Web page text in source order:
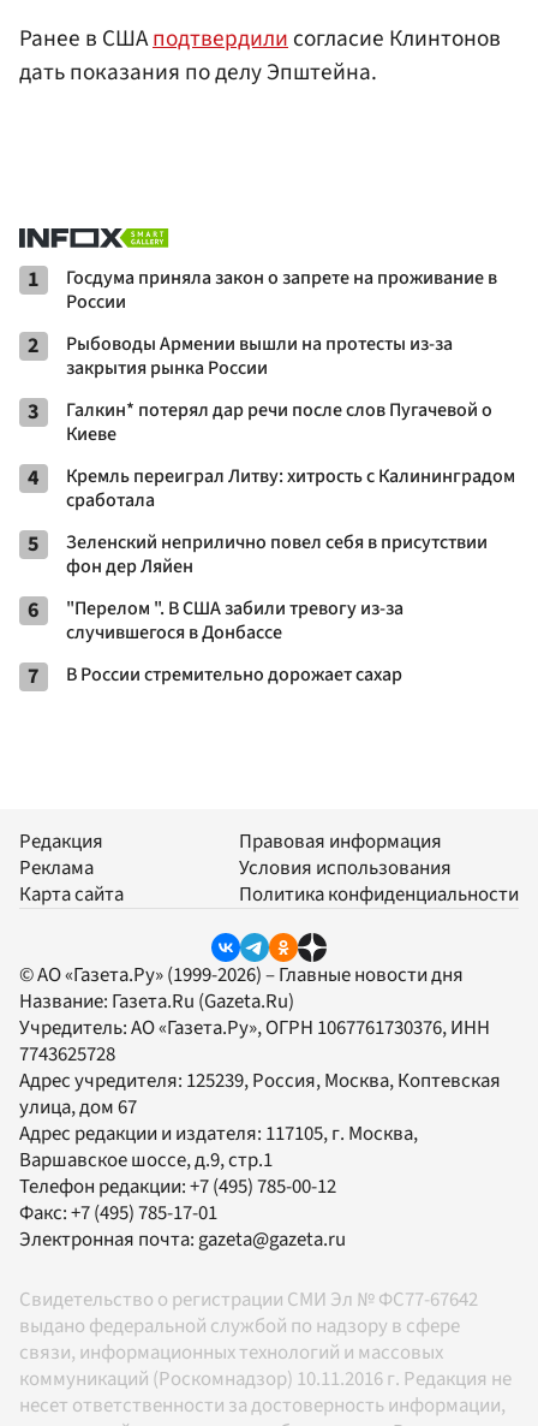
Ранее в СШАподтвердилисогласие Клинтонов
дать показания по делу Эпштейна.
1
Госдума приняла закон о запрете на проживание в
России
2
Рыбоводы Армении вышли на протесты из-за
закрытия рынка России
3
Галкин* потерял дар речи после слов Пугачевой о
Киеве
4
Кремль переиграл Литву: хитрость с Калининградом
сработала
5
Зеленский неприлично повел cебя в присутствии
фон дер Ляйен
6
"Перелом ". В США забили тревогу из-за
случившегося в Донбассе
7 В России стремительно дорожает сахар
Редакция
Реклама
Карта сайта
Правовая информация
Условия использования
Политика конфиденциальности
© АО «Газета.Ру» (1999-2026) – Главные новости дня
Название: Газета.Ru (Gazeta.Ru)
Учредитель:АО «Газета.Ру», ОГРН 1067761730376, ИНН
7743625728
Адрес учредителя: 125239, Россия, Москва, Коптевская
улица, дом 67
Адрес редакции и издателя: 117105, г. Москва,
Варшавское шоссе, д.9, стр.1
Телефон редакции:+7 (495) 785-00-12
Факс:+7 (495) 785-17-01
Электронная почта: gazeta@gazeta.ru
Свидетельство о регистрации СМИ Эл № ФС77-67642
выдано федеральной службой по надзору в сфере
связи, информационных технологий и массовых
коммуникаций (Роскомнадзор) 10.11.2016 г. Редакция не
несет ответственности за достоверность информации,